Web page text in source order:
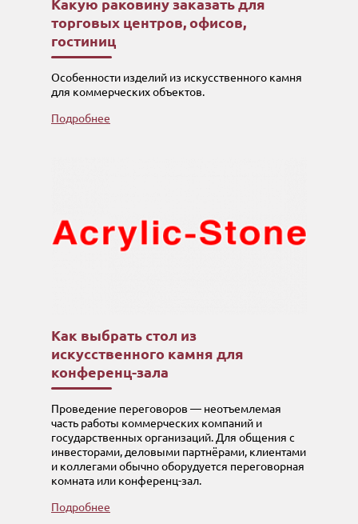
Какую раковину заказать для
торговых центров, офисов,
гостиниц
Особенности изделий из искусственного камня
для коммерческих объектов.
Подробнее
Как выбрать стол из
искусственного камня для
конференц-зала
Проведение переговоров — неотъемлемая
часть работы коммерческих компаний и
государственных организаций. Для общения с
инвесторами, деловыми партнёрами, клиентами
и коллегами обычно оборудуется переговорная
комната или конференц-зал.
Подробнее